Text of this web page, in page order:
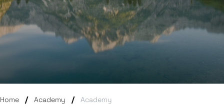
Home / Academy / Academy